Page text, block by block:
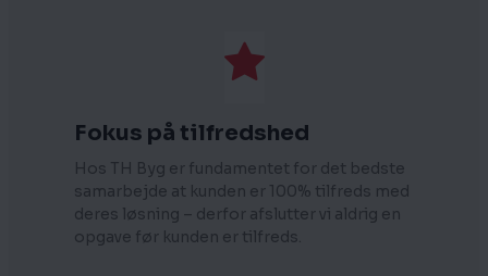
Fokus på tilfredshed
Hos TH Byg er fundamentet for det bedste
samarbejde at kunden er 100% tilfreds med
deres løsning – derfor afslutter vi aldrig en
opgave før kunden er tilfreds.